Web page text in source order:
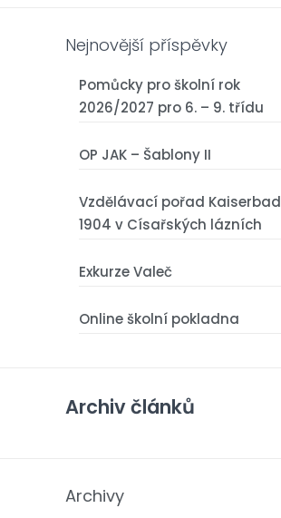
Žákovský parlament
Akce školy
Fotogalerie
Projekty
Z historie naší školy
První třída
Kontakty učitelé
Nejnovější příspěvky
Pomůcky pro školní rok
2026/2027 pro 6. – 9. třídu
OP JAK – Šablony II
Vzdělávací pořad Kaiserbad
1904 v Císařských lázních
Exkurze Valeč
Online školní pokladna
Archiv článků
Archivy